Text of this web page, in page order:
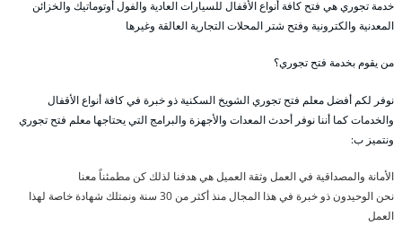
خدمة تجوري هي فتح كافة أنواع الأقفال للسيارات العادية والفول أوتوماتيك والخزائن
المعدنية والكترونية وفتح شتر المحلات التجارية العالقة وغيرها
من يقوم بخدمة فتح تجوري؟
نوفر لكم أفضل معلم فتح تجوري الشويخ السكنية ذو خبرة في كافة أنواع الأقفال
والخدمات كما أننا نوفر أحدث المعدات والأجهزة والبرامج التي يحتاجها معلم فتح تجوري
ونتميز ب:
الأمانة والمصداقية في العمل وثقة العميل هي هدفنا لذلك كن مطمئناً معنا
نحن الوحيدون ذو خبرة في هذا المجال منذ أكثر من 30 سنة ونمتلك شهادة خاصة لهذا
العمل